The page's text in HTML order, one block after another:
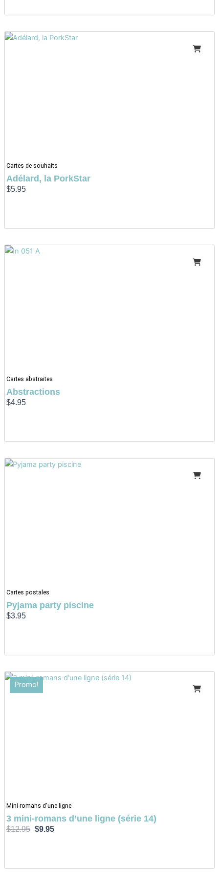
Cartes de souhaits
Adélard, la PorkStar
$5.95
Cartes abstraites
Abstractions
$4.95
Cartes postales
Pyjama party piscine
$3.95
Promo!
Mini-romans d'une ligne
3 mini-romans d’une ligne (série 14)
$12.95
Le
prix
initial
$9.95
Le